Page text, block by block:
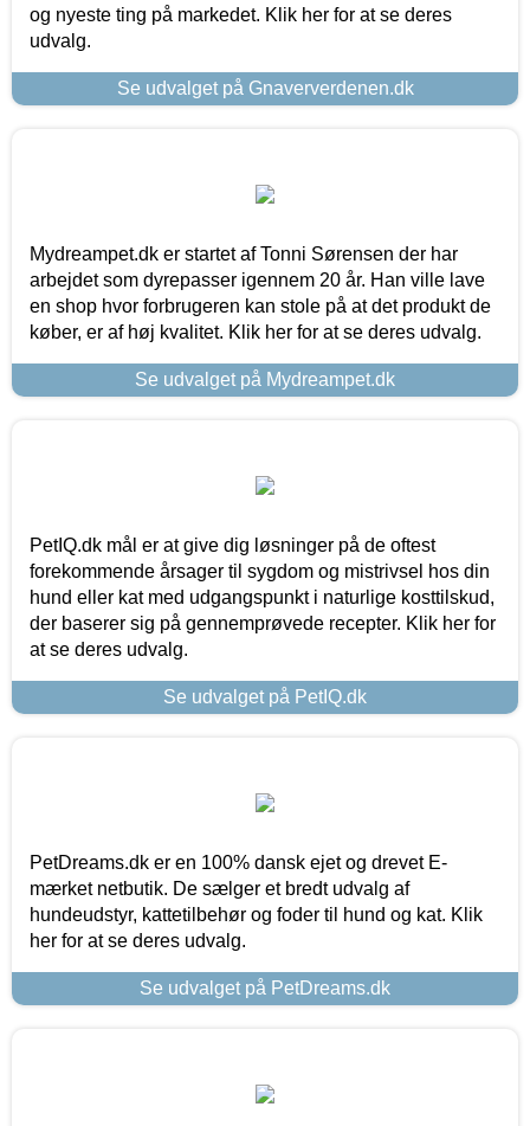
og nyeste ting på markedet. Klik her for at se deres
udvalg.
Se udvalget på Gnaververdenen.dk
Mydreampet.dk er startet af Tonni Sørensen der har
arbejdet som dyrepasser igennem 20 år. Han ville lave
en shop hvor forbrugeren kan stole på at det produkt de
køber, er af høj kvalitet. Klik her for at se deres udvalg.
Se udvalget på Mydreampet.dk
PetIQ.dk mål er at give dig løsninger på de oftest
forekommende årsager til sygdom og mistrivsel hos din
hund eller kat med udgangspunkt i naturlige kosttilskud,
der baserer sig på gennemprøvede recepter. Klik her for
at se deres udvalg.
Se udvalget på PetIQ.dk
PetDreams.dk er en 100% dansk ejet og drevet E-
mærket netbutik. De sælger et bredt udvalg af
hundeudstyr, kattetilbehør og foder til hund og kat. Klik
her for at se deres udvalg.
Se udvalget på PetDreams.dk